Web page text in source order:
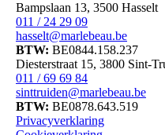
Bampslaan 13, 3500 Hasselt
011 / 24 29 09
hasselt@marlebeau.be
BTW: BE0844.158.237
Diesterstraat 15, 3800 Sint-
011 / 69 69 84
sinttruiden@marlebeau.be
BTW: BE0878.643.519
Privacyverklaring